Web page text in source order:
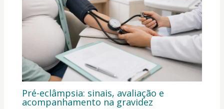
Pré-eclâmpsia: sinais, avaliação e
acompanhamento na gravidez